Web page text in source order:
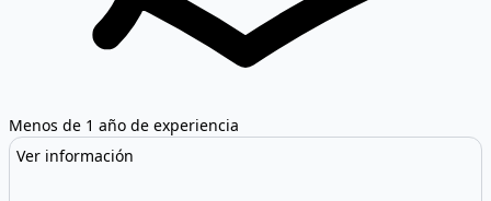
Menos de 1 año de experiencia
Ver información